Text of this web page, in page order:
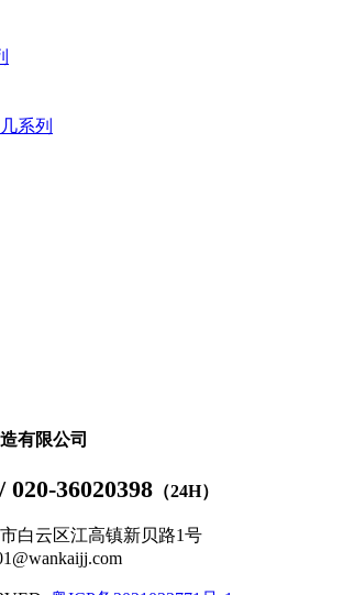
系列
有限公司
020-36020398 （24H）
白云区江高镇新贝路1号